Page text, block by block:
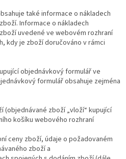
také informace o nákladech
Informace o nákladech
uvedené ve webovém rozhraní
kdy je zboží doručováno v rámci
objednávkový formulář ve
formulář obsahuje zejména
(objednávané zboží „vloží“ kupující
košíku webového rozhraní
ceny zboží, údaje o požadovaném
zboží a